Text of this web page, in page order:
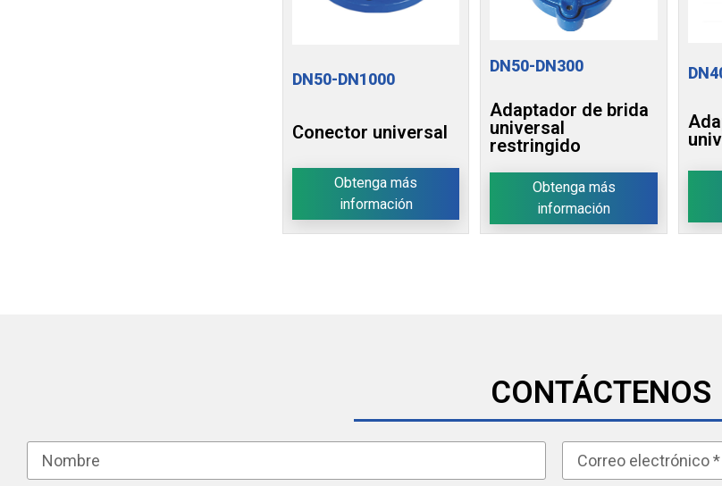
DN50-DN1000
Conector universal
Obtenga más
información
DN50-DN300
Adaptador de brida
universal
restringido
Obtenga más
información
CONTÁCTENOS